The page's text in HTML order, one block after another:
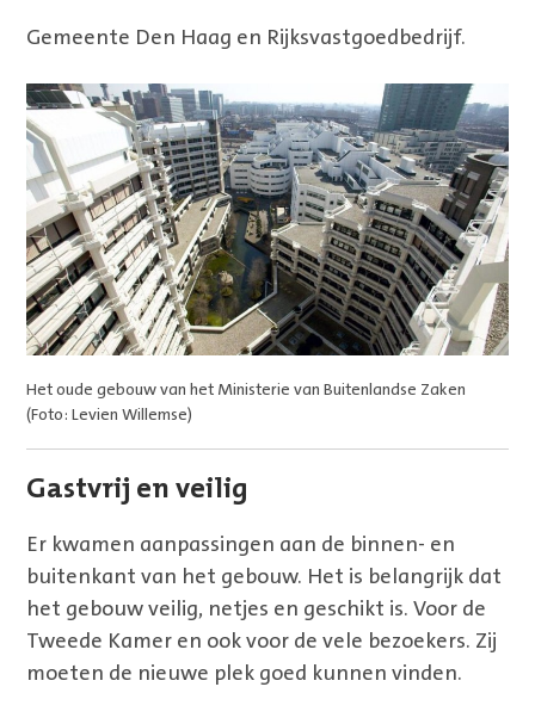
Gemeente Den Haag en Rijksvastgoedbedrijf.
Het oude gebouw van het Ministerie van Buitenlandse Zaken
(Foto: Levien Willemse)
Gastvrij en veilig
Er kwamen aanpassingen aan de binnen- en
buitenkant van het gebouw. Het is belangrijk dat
het gebouw veilig, netjes en geschikt is. Voor de
Tweede Kamer en ook voor de vele bezoekers. Zij
moeten de nieuwe plek goed kunnen vinden.